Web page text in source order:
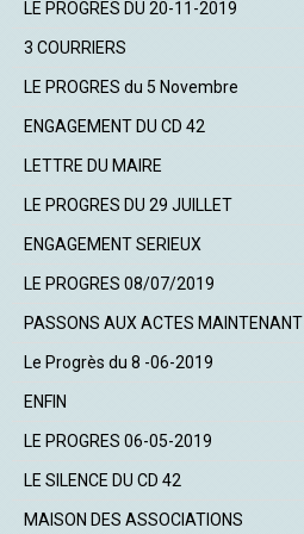
LE PROGRES DU 20-11-2019
3 COURRIERS
LE PROGRES du 5 Novembre
ENGAGEMENT DU CD 42
LETTRE DU MAIRE
LE PROGRES DU 29 JUILLET
ENGAGEMENT SERIEUX
LE PROGRES 08/07/2019
PASSONS AUX ACTES MAINTENANT
Le Progrès du 8 -06-2019
ENFIN
LE PROGRES 06-05-2019
LE SILENCE DU CD 42
MAISON DES ASSOCIATIONS